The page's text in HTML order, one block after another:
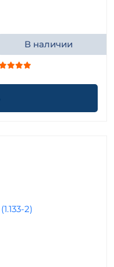
В наличии